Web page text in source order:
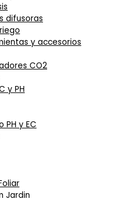
difusoras
y accesorios
CO2
y PH
PH y EC
Jardin